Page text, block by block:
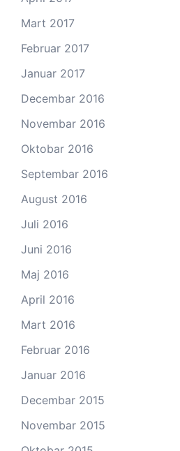
Mart 2017
Februar 2017
Januar 2017
Decembar 2016
Novembar 2016
Oktobar 2016
Septembar 2016
August 2016
Juli 2016
Juni 2016
Maj 2016
April 2016
Mart 2016
Februar 2016
Januar 2016
Decembar 2015
Novembar 2015